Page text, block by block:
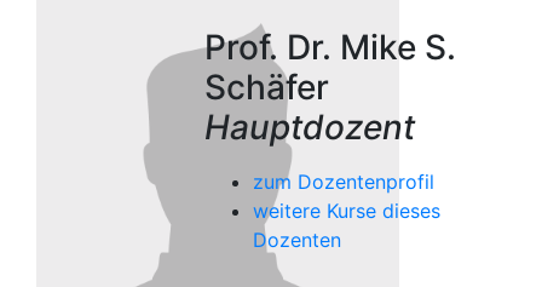
Prof. Dr. Mike S.
Schäfer
Hauptdozent
zum Dozentenprofil
weitere Kurse dieses
Dozenten